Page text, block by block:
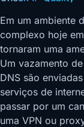
Em um ambiente
complexo hoje
tornaram uma
Um vazamento
DNS são
serviços de
passar por um
uma VPN ou